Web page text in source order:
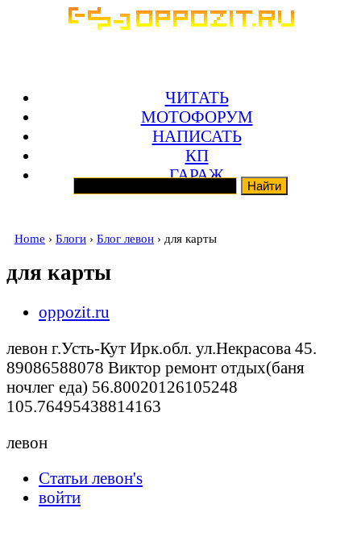
ЧИТАТЬ
МОТОФОРУМ
НАПИСАТЬ
КП
ГАРАЖ
Home › Блоги › Блог левон › для карты
для карты
oppozit.ru
левон г.Усть-Кут Ирк.обл. ул.Некрасова 45.
89086588078 Виктор ремонт отдых(баня
ночлег еда) 56.80020126105248
105.76495438814163
левон
Статьи левон's
войти